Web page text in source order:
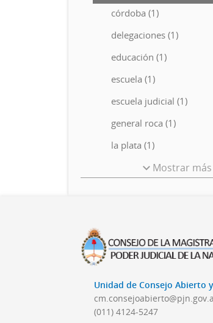
córdoba (1)
delegaciones (1)
educación (1)
escuela (1)
escuela judicial (1)
general roca (1)
la plata (1)
Mostrar
Unidad de Consejo Abierto
(011) 4124-5247